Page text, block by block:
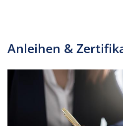
Anleihen &